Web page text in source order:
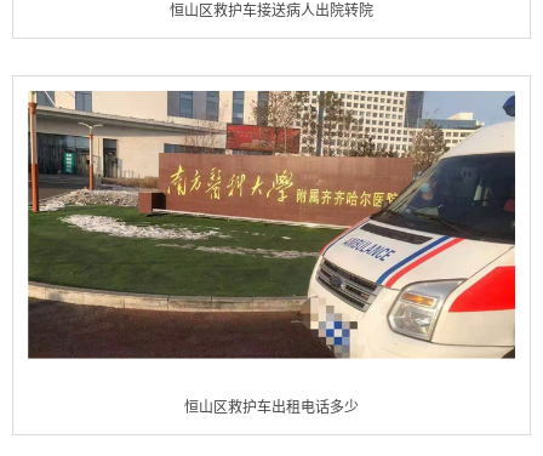
恒山区救护车接送病人出院转院
恒山区救护车出租电话多少